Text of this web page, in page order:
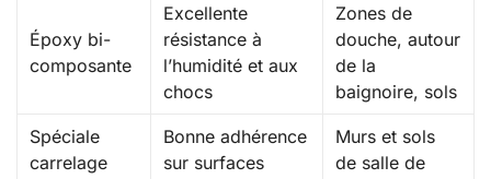
Époxy bi-
composante
Excellente
résistance à
l’humidité et aux
chocs
Zones de
douche, autour
de la
baignoire, sols
Spéciale
carrelage
Bonne adhérence
sur surfaces
Murs et sols
de salle de